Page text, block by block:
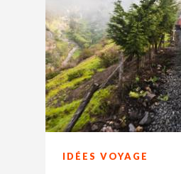
IDÉES VOYAGE